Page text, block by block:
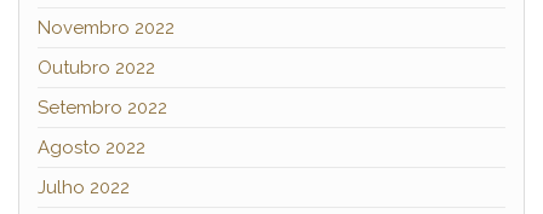
Novembro 2022
Outubro 2022
Setembro 2022
Agosto 2022
Julho 2022